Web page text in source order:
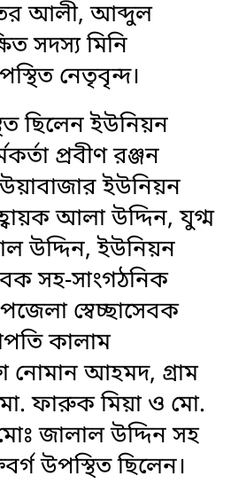
আলী, আব্দুল
সদস্য মিনি
নেতৃবৃন্দ।
ছিলেন ইউনিয়ন
প্রবীণ রঞ্জন
ইউনিয়ন
আলা উদ্দিন, যুগ্ম
উদ্দিন, ইউনিয়ন
সহ-সাংগঠনিক
স্বেচ্ছাসেবক
কালাম
নোমান আহমদ, গ্রাম
ফারুক মিয়া ও মো.
জালাল উদ্দিন সহ
উপস্থিত ছিলেন।